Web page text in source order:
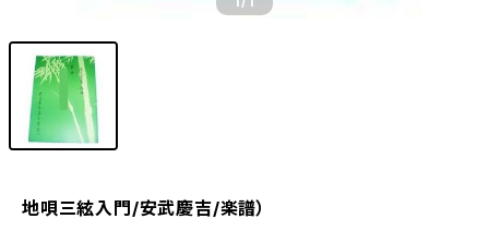
地唄三絃入門/安武慶吉/楽譜）